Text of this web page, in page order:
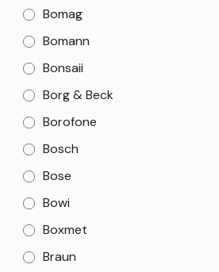
Bomag
Bomann
Bonsaii
Borg & Beck
Borofone
Bosch
Bose
Bowi
Boxmet
Braun